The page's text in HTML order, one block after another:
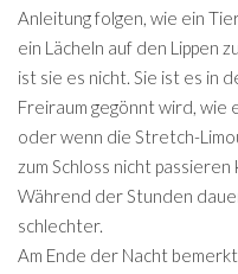
Anleitung folgen, wie ein
ein Lächeln auf den Lippen
ist sie es nicht. Sie ist es in
Freiraum gegönnt wird, wie
oder wenn die Stretch-
zum Schloss nicht passieren
Während der Stunden
schlechter.
Am Ende der Nacht